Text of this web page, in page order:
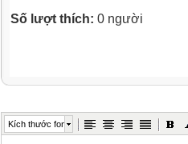
Số lượt thích: 0 người
Kích thước font